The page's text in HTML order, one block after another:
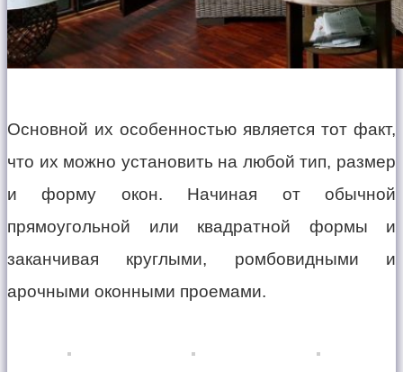
Основной их особенностью является тот факт,
что их можно установить на любой тип, размер
и форму окон. Начиная от обычной
прямоугольной или квадратной формы и
заканчивая круглыми, ромбовидными и
арочными оконными проемами.